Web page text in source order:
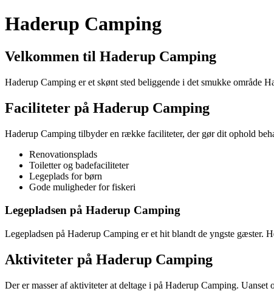
Haderup Camping
Velkommen til Haderup Camping
Haderup Camping er et skønt sted beliggende i det smukke område
Faciliteter på Haderup Camping
Haderup Camping tilbyder en række faciliteter, der gør dit ophold
Renovationsplads
Toiletter og badefaciliteter
Legeplads for børn
Gode muligheder for fiskeri
Legepladsen på Haderup Camping
Legepladsen på Haderup Camping er et hit blandt de yngste gæster.
Aktiviteter på Haderup Camping
Der er masser af aktiviteter at deltage i på Haderup Camping.